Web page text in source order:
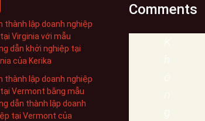
thành lập doanh nghiệp
Virginia với mẫu
dẫn khởi nghiệp tại
của Kerika
thành lập doanh nghiệp
Vermont bằng mẫu
dẫn thành lập doanh
tại Vermont của
Comments
K
h
ô
n
g